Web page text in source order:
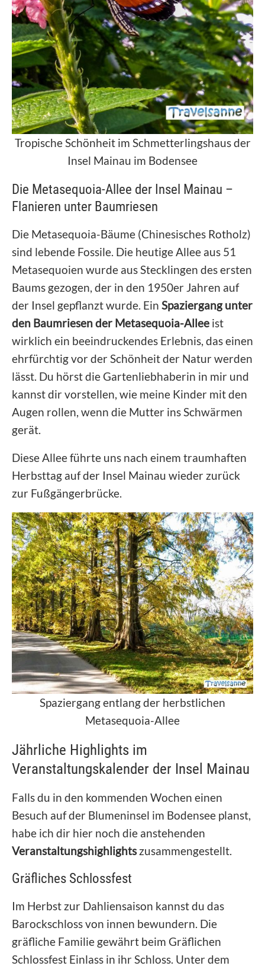
Tropische Schönheit im Schmetterlingshaus der
Insel Mainau im Bodensee
Die Metasequoia-Allee der Insel Mainau –
Flanieren unter Baumriesen
Die Metasequoia-Bäume (Chinesisches Rotholz)
sind lebende Fossile. Die heutige Allee aus 51
Metasequoien wurde aus Stecklingen des ersten
Baums gezogen, der in den 1950er Jahren auf
der Insel gepflanzt wurde. Ein Spaziergang unter
den Baumriesen der Metasequoia-Allee ist
wirklich ein beeindruckendes Erlebnis, das einen
ehrfürchtig vor der Schönheit der Natur werden
lässt. Du hörst die Gartenliebhaberin in mir und
kannst dir vorstellen, wie meine Kinder mit den
Augen rollen, wenn die Mutter ins Schwärmen
gerät.
Diese Allee führte uns nach einem traumhaften
Herbsttag auf der Insel Mainau wieder zurück
zur Fußgängerbrücke.
Spaziergang entlang der herbstlichen
Metasequoia-Allee
Jährliche Highlights im
Veranstaltungskalender der Insel Mainau
Falls du in den kommenden Wochen einen
Besuch auf der Blumeninsel im Bodensee planst,
habe ich dir hier noch die anstehenden
Veranstaltungshighlightszusammengestellt.
Gräfliches Schlossfest
Im Herbst zur Dahliensaison kannst du das
Barockschloss von innen bewundern. Die
gräfliche Familie gewährt beim Gräflichen
Schlossfest Einlass in ihr Schloss. Unter dem